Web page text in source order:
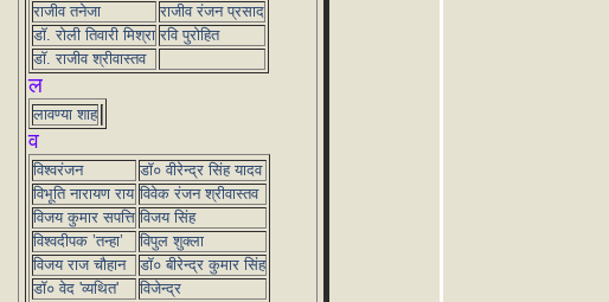
राजीव तनेजा
राजीव रंजन प्रसाद
डॉ. रोली तिवारी मिश्रा रवि पुरोहित
डॉ. राजीव श्रीवास्तव
ल
लावण्या शाह
व
विश्वरंजन
डॉ० वीरेन्द्र सिंह यादव
विभूति नारायण राय विवेक रंजन श्रीवास्तव
विजय कुमार सपत्ति विजय सिंह
विश्वदीपक ’तन्हा’
विपुल शुक्ला
विजय राज चौहान
डॉ० बीरेन्द्र कुमार सिंह
डॉ० वेद 'व्यथित'
विजेन्द्र